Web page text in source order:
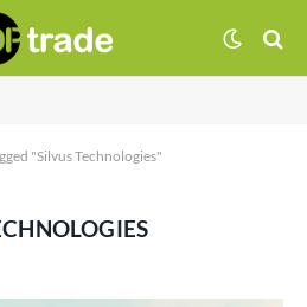
"Silvus Technologies"